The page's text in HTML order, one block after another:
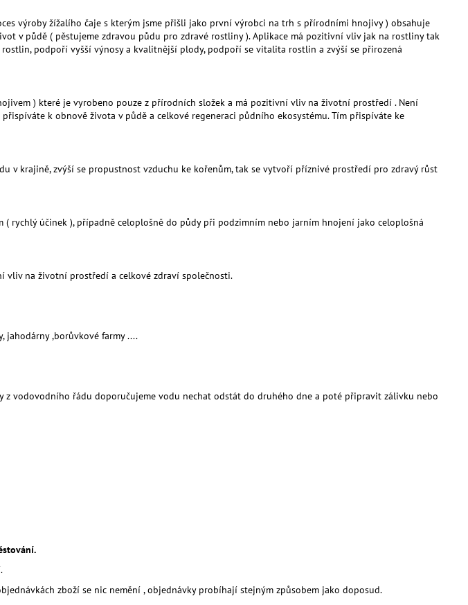
výroby žížalího čaje s kterým jsme přišli jako první výrobci na trh s přírodními hnojivy ) obsahuje
v půdě ( pěstujeme zdravou půdu pro zdravé rostliny ). Aplikace má pozitivní vliv jak na rostliny tak
podpoří vyšší výnosy a kvalitnější plody, podpoří se vitalita rostlin a zvýší se přirozená
) které je vyrobeno pouze z přírodních složek a má pozitivní vliv na životní prostředí . Není
k obnově života v půdě a celkové regeneraci půdního ekosystému. Tím přispíváte ke
v krajině, zvýší se propustnost vzduchu ke kořenům, tak se vytvoří příznivé prostředí pro zdravý růst
rychlý účinek ), případně celoplošně do půdy při podzimním nebo jarním hnojení jako celoplošná
na životní prostředí a celkové zdraví společnosti.
jahodárny ,borůvkové farmy ....
vodovodního řádu doporučujeme vodu nechat odstát do druhého dne a poté připravit zálivku nebo
zboží se nic nemění , objednávky probíhají stejným způsobem jako doposud.